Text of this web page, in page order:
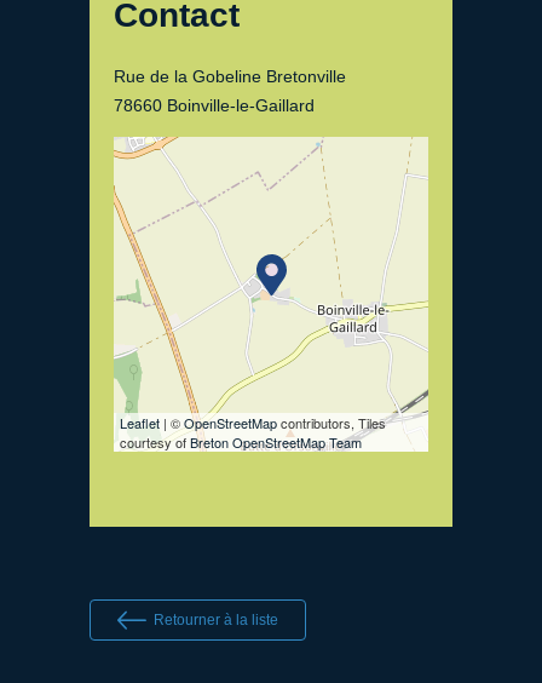
Contact
Rue de la Gobeline Bretonville
78660 Boinville-le-Gaillard
Leaflet | ©OpenStreetMapcontributors, Tiles
courtesy ofBreton OpenStreetMap Team
Retourner à la liste